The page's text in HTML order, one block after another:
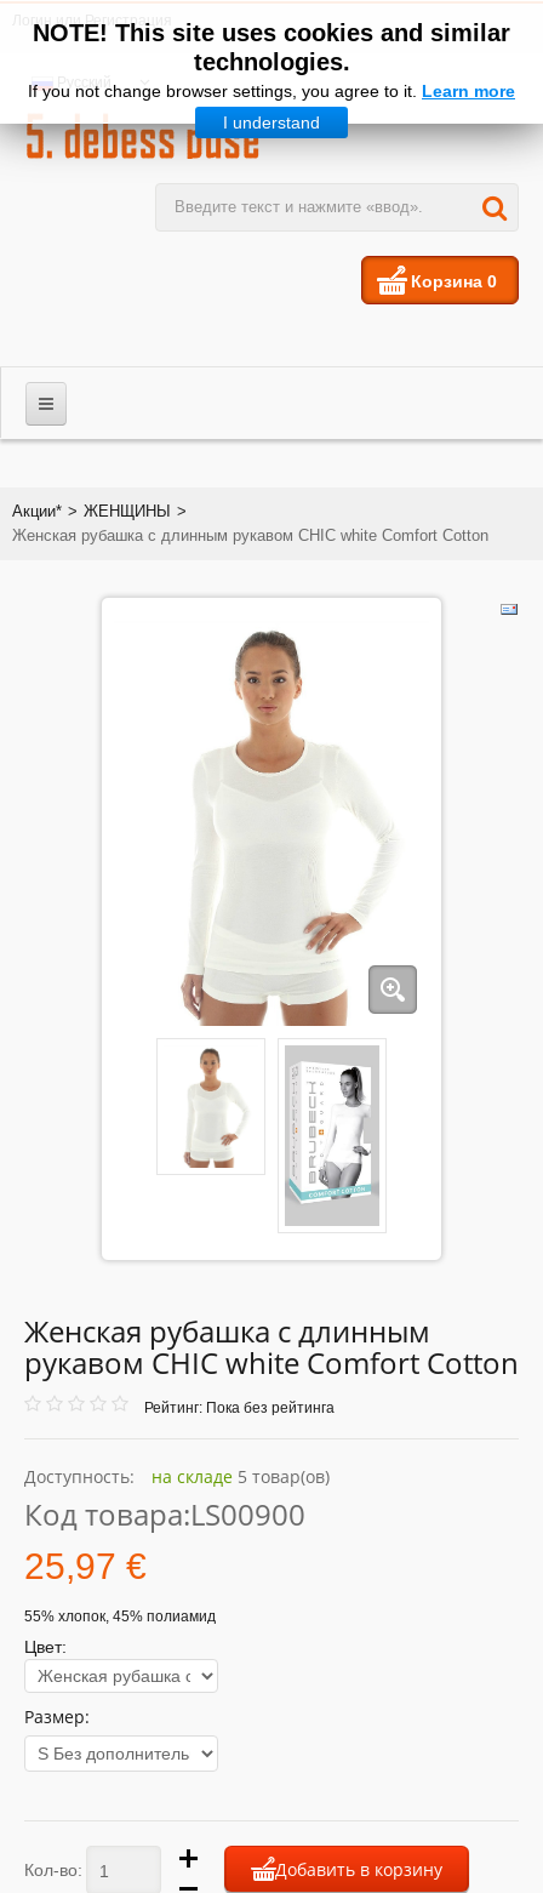
NOTE! This site uses cookies and similar
technologies.
If you not change browser settings, you agree to it. Learn more
I understand
Логин илиРегистрация
Русский
Корзина 0
ЖЕНЩИНЫ
Акции* > ЖЕНЩИНЫ >
Женская рубашка с длинным рукавом CHIC white Comfort Cotton
Женская рубашка с длинным
рукавом CHIC white Comfort Cotton
Рейтинг: Пока без рейтинга
Доступность: на складе 5 товар(ов)
Код товара:LS00900
25,97 €
55% хлопок, 45% полиамид
Цвет:
Размер:
Кол-во: Добавить в корзину